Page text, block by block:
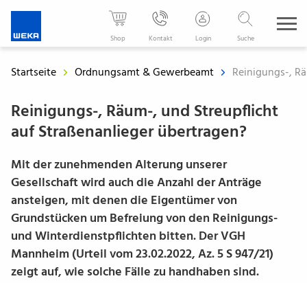
-
Der
für
Ihren
beruflichen
Shop Kontakt Login Suche
Startseite Ordnungsamt & Gewerbeamt Reinigungs-,
Reinigungs-, Räum-, und Streupflicht
auf Straßenanlieger übertragen?
Mit der zunehmenden Alterung unserer
Gesellschaft wird auch die Anzahl der Anträge
ansteigen, mit denen die Eigentümer von
Grundstücken um Befreiung von den Reinigungs-
und Winterdienstpflichten bitten. Der VGH
Mannheim (Urteil vom 23.02.2022, Az. 5 S 947/21)
zeigt auf, wie solche Fälle zu handhaben sind.